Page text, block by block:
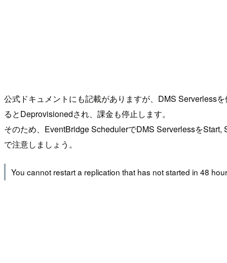
公式ドキュメントにも記載がありますが、DMS Serverless
るとDeprovisionedされ、課金も停止します。
そのため、EventBridge SchedulerでDMS Serverlessを
で注意しましょう。
You cannot restart a replication that has not started in 48